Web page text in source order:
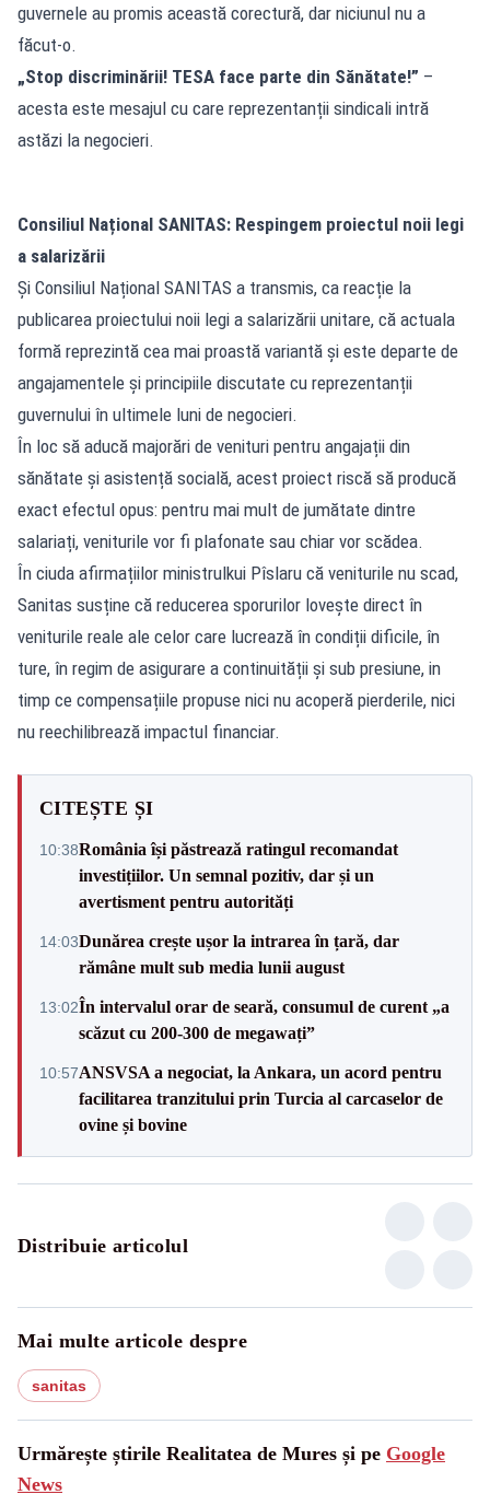
guvernele au promis această corectură, dar niciunul nu a
făcut-o.
„Stop discriminării! TESA face parte din Sănătate!” –
acesta este mesajul cu care reprezentanții sindicali intră
astăzi la negocieri.
Consiliul Național SANITAS: Respingem proiectul noii legi
a salarizării
Și Consiliul Național SANITAS a transmis, ca reacție la
publicarea proiectului noii legi a salarizării unitare, că actuala
formă reprezintă cea mai proastă variantă și este departe de
angajamentele și principiile discutate cu reprezentanții
guvernului în ultimele luni de negocieri.
În loc să aducă majorări de venituri pentru angajații din
sănătate și asistență socială, acest proiect riscă să producă
exact efectul opus: pentru mai mult de jumătate dintre
salariați, veniturile vor fi plafonate sau chiar vor scădea.
În ciuda afirmațiilor ministrulkui Pîslaru că veniturile nu scad,
Sanitas susține că reducerea sporurilor lovește direct în
veniturile reale ale celor care lucrează în condiții dificile, în
ture, în regim de asigurare a continuității și sub presiune, in
timp ce compensațiile propuse nici nu acoperă pierderile, nici
nu reechilibrează impactul financiar.
CITEȘTE ȘI
10:38România își păstrează ratingul recomandat
investițiilor. Un semnal pozitiv, dar și un
avertisment pentru autorități
14:03Dunărea crește ușor la intrarea în țară, dar
rămâne mult sub media lunii august
13:02În intervalul orar de seară, consumul de curent „a
scăzut cu 200-300 de megawați”
10:57ANSVSA a negociat, la Ankara, un acord pentru
facilitarea tranzitului prin Turcia al carcaselor de
ovine și bovine
Distribuie articolul
Mai multe articole despre
sanitas
Urmărește știrile Realitatea de Mures și pe Google
News